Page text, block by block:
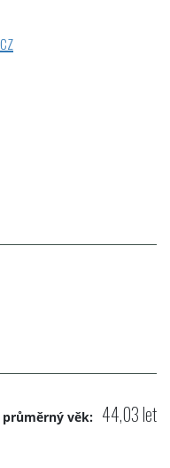
průměrný věk: 44,03 let